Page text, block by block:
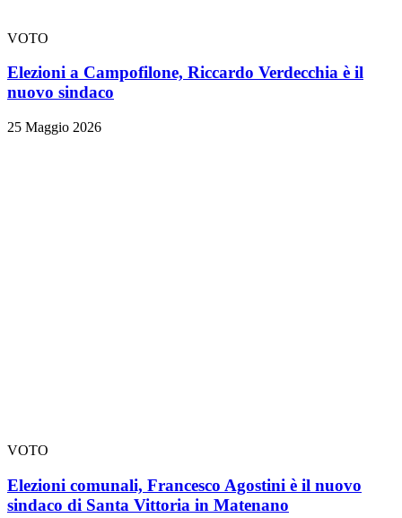
VOTO
Elezioni a Campofilone, Riccardo Verdecchia è il
nuovo sindaco
25 Maggio 2026
VOTO
Elezioni comunali, Francesco Agostini è il nuovo
sindaco di Santa Vittoria in Matenano